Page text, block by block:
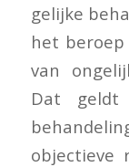
gelijke
het
van
Dat geldt
objectieve